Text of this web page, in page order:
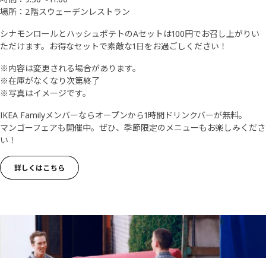
​場所：2階スウェーデンレストラン​​
シナモンロールとハッシュポテトのAセットは100円でお召し上がりい
ただけます。お得なセットで素敵な1日をお過ごしください！
※内容は変更される場合があります。
​※在庫がなくなり次第終了​
※写真はイメージです。
IKEA Familyメンバーならオープンから1時間ドリンクバーが無料。​
マンゴーフェアも開催中。ぜひ、季節限定のメニューもお楽しみくださ
い！
詳しくはこちら